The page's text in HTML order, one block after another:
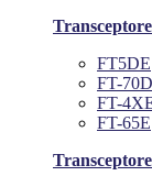
FT5DE
FT-70D
FT-
FT-65E